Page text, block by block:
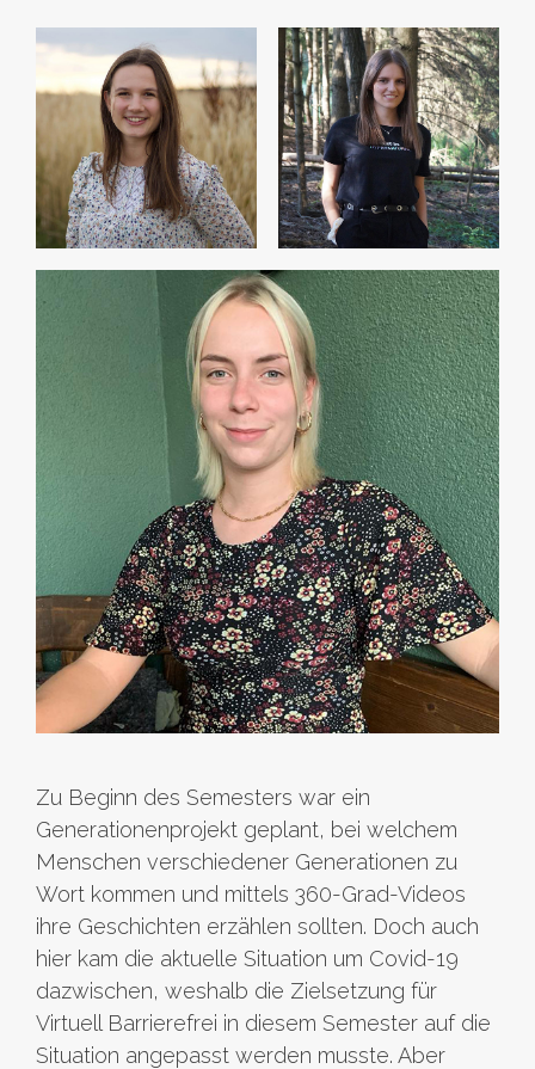
Zu Beginn des Semesters war ein
Generationenprojekt geplant, bei welchem
Menschen verschiedener Generationen zu
Wort kommen und mittels 360-Grad-Videos
ihre Geschichten erzählen sollten. Doch auch
hier kam die aktuelle Situation um Covid-19
dazwischen, weshalb die Zielsetzung für
Virtuell Barrierefrei in diesem Semester auf die
Situation angepasst werden musste. Aber